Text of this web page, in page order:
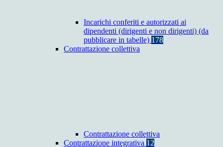
Incarichi conferiti e autorizzati ai
dipendenti (dirigenti e non dirigenti) (da
pubblicare in tabelle) 178
Contrattazione collettiva
Contrattazione collettiva
Contrattazione integrativa 12